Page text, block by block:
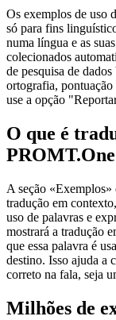
Os exemplos de uso
só para fins
numa língua e as
colecionados
de pesquisa de
ortografia,
use a opção
O que é
PROMT.One
A seção
tradução em
uso de palavras e
mostrará a tradução
que essa palavra é
destino. Isso ajuda a
correto na fala, seja
Milhões de